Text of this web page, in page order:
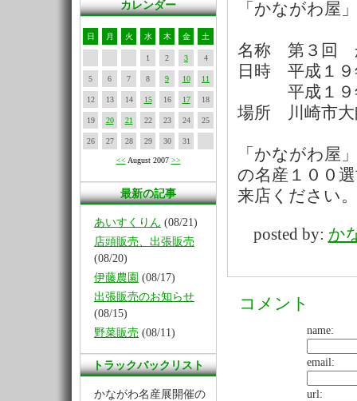
カレンダー
日 月 火 水 木 金 土
1 2 3 4
5 6 7 8 9 10 11
12 13 14 15 16 17 18
19 20 21 22 23 24 25
26 27 28 29 30 31
<< August 2007 >>
最新の記事
あいすくりん (08/21)
店頭販売、出張販売
(08/20)
伊藤農園 (08/17)
出張販売のお知らせ
(08/15)
野菜販売 (08/11)
トラックバックリスト
かながわ名産展開催の
「かながわ屋
名称 第３回
日時 平成１９
平成１９年
場所 川崎市大
「かながわ屋
の名産１００
来店くださ
posted by: か
コメント
name:
email:
url: